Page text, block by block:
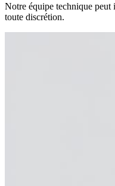
Notre équipe technique
toute discrétion.